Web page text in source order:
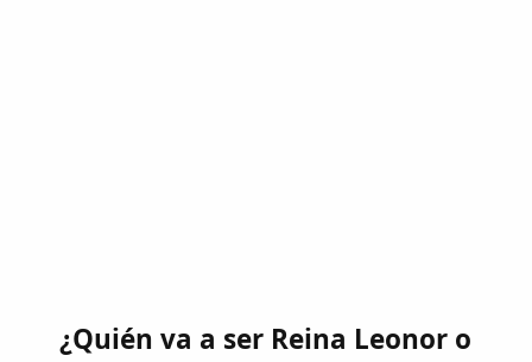
¿Quién va a ser Reina Leonor o